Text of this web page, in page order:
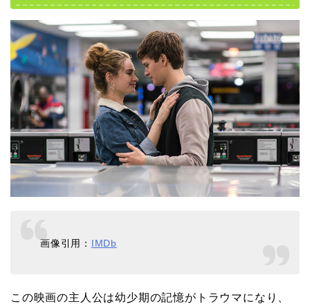
画像引用： IMDb
この映画の主人公は幼少期の記憶がトラウマになり、